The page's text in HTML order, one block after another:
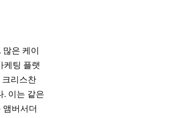
은 케이
케팅 플랫
크리스찬
. 이는 같은
버서더